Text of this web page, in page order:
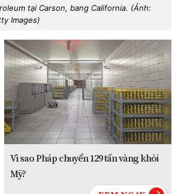
tại Carson, bang California. (Ảnh:
Images)
Vì sao Pháp chuyển 129 tấn vàng khỏi
Mỹ?